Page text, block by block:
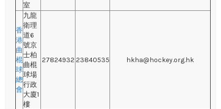
室
香
港
曲
棍
球
總
會
九龍
衛理
道6
號京
士柏
曲棍
球場
行政
大廈1
樓
27824932 23840535 hkha@hockey.org.hk